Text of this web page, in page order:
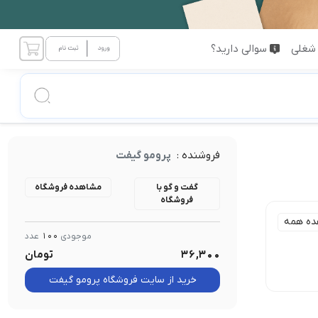
سوالی دارید؟
همه
مقوای ایندر برد
فروشنده : پرومو گیفت
گفت و گو با
فروشگاه
مشاهده فروشگاه
موجودی 100 عدد
36,300 تومان
خرید از سایت فروشگاه پرومو گیفت